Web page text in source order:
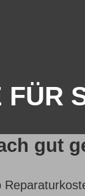
FÜR
gut